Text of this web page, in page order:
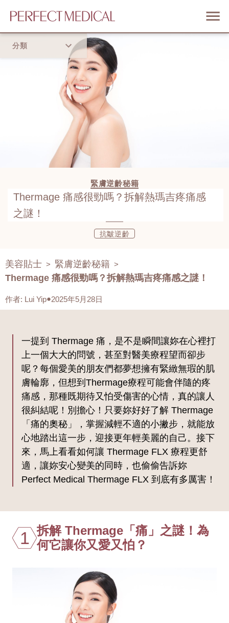
分類
流行趨勢
緊膚逆齡秘籍
Thermage 痛感很勁嗎？拆解熱瑪吉疼痛感
之謎！
抗皺逆齡
美容貼士 > 緊膚逆齡秘籍 >
Thermage 痛感很勁嗎？拆解熱瑪吉疼痛感之謎！
作者: Lui Yip 2025年5月28日
一提到 Thermage 痛，是不是瞬間讓妳在心裡打
上一個大大的問號，甚至對醫美療程望而卻步
呢？每個愛美的朋友們都夢想擁有緊緻無瑕的肌
膚輪廓，但想到Thermage療程可能會伴隨的疼
痛感，那種既期待又怕受傷害的心情，真的讓人
很糾結呢！別擔心！只要妳好好了解 Thermage
「痛的奧秘」，掌握減輕不適的小撇步，就能放
心地踏出這一步，迎接更年輕美麗的自己。接下
來，馬上看看如何讓 Thermage FLX 療程更舒
適，讓妳安心變美的同時，也偷偷告訴妳
Perfect Medical Thermage FLX 到底有多厲害！
1 拆解 Thermage「痛」之謎！為
何它讓你又愛又怕？